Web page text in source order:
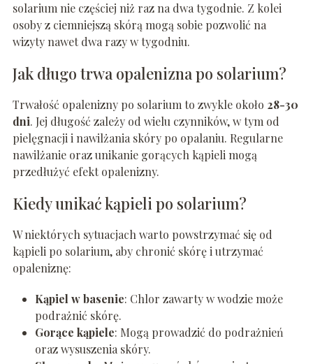
solarium nie częściej niż raz na dwa tygodnie. Z kolei
osoby z ciemniejszą skórą mogą sobie pozwolić na
wizyty nawet dwa razy w tygodniu.
Jak długo trwa opalenizna po solarium?
Trwałość opalenizny po solarium to zwykle około 28-30
dni. Jej długość zależy od wielu czynników, w tym od
pielęgnacji i nawilżania skóry po opalaniu. Regularne
nawilżanie oraz unikanie gorących kąpieli mogą
przedłużyć efekt opalenizny.
Kiedy unikać kąpieli po solarium?
W niektórych sytuacjach warto powstrzymać się od
kąpieli po solarium, aby chronić skórę i utrzymać
opaleniznę:
Kąpiel w basenie: Chlor zawarty w wodzie może
podrażnić skórę.
Gorące kąpiele: Mogą prowadzić do podrażnień
oraz wysuszenia skóry.